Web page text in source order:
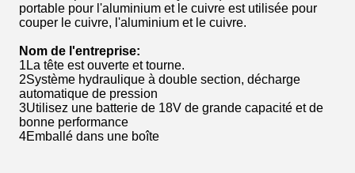
portable pour l'aluminium et le cuivre est utilisée pour
couper le cuivre, l'aluminium et le cuivre.
Nom de l'entreprise:
1La tête est ouverte et tourne.
2Système hydraulique à double section, décharge
automatique de pression
3Utilisez une batterie de 18V de grande capacité et de
bonne performance
4Emballé dans une boîte